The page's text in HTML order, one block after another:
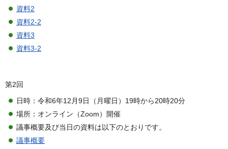
資料2
資料2-2
資料3
資料3-2
第2回
日時：令和6年12月9日（月曜日）19時から20時20分
場所：オンライン（Zoom）開催
議事概要及び当日の資料は以下のとおりです。
議事概要